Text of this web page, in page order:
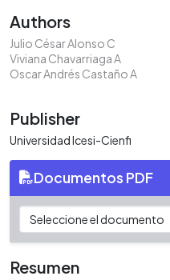
Authors
Julio César Alonso C
Viviana Chavarriaga A
Oscar Andrés Castaño A
Publisher
Universidad Icesi-Cienfi
Documentos PDF
Resumen